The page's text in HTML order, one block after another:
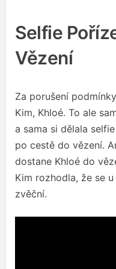
Selfie
Vězení
Za porušení
Kim, Khloé. To ale
a sama si dělala
po cestě do vězení.
dostane Khloé do
Kim rozhodla, že se
zvěční.